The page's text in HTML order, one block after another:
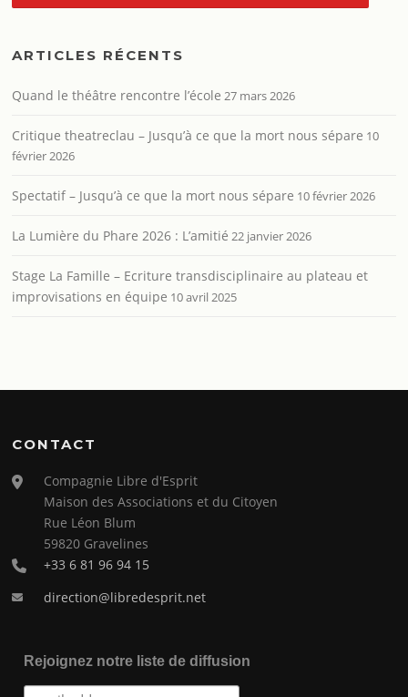
ARTICLES RÉCENTS
Quand le théâtre rencontre l’école 27 mars 2026
Critique theatreclau – Jusqu’à ce que la mort nous sépare 10
février 2026
Spectatif – Jusqu’à ce que la mort nous sépare 10 février 2026
La Lumière du Phare 2026 : L’amitié 22 janvier 2026
Stage La Famille – Ecriture transdisciplinaire au plateau et
improvisations en équipe 10 avril 2025
CONTACT
Compagnie Libre d'Esprit
Maison des Associations et du Citoyen
Rue Léon Blum
59820 Gravelines
+33 6 81 96 94 15
direction@libredesprit.net
Rejoignez notre liste de diffusion